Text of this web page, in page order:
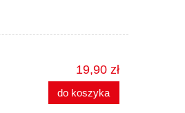
19,90 zł
do koszyka